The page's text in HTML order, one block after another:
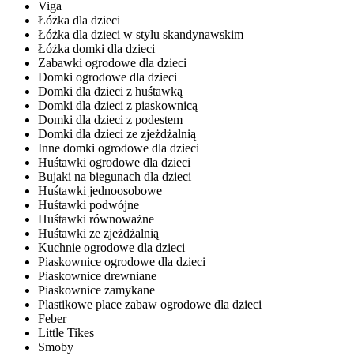
Viga
Łóżka dla dzieci
Łóżka dla dzieci w stylu skandynawskim
Łóżka domki dla dzieci
Zabawki ogrodowe dla dzieci
Domki ogrodowe dla dzieci
Domki dla dzieci z huśtawką
Domki dla dzieci z piaskownicą
Domki dla dzieci z podestem
Domki dla dzieci ze zjeżdżalnią
Inne domki ogrodowe dla dzieci
Huśtawki ogrodowe dla dzieci
Bujaki na biegunach dla dzieci
Huśtawki jednoosobowe
Huśtawki podwójne
Huśtawki równoważne
Huśtawki ze zjeżdżalnią
Kuchnie ogrodowe dla dzieci
Piaskownice ogrodowe dla dzieci
Piaskownice drewniane
Piaskownice zamykane
Plastikowe place zabaw ogrodowe dla dzieci
Feber
Little Tikes
Smoby